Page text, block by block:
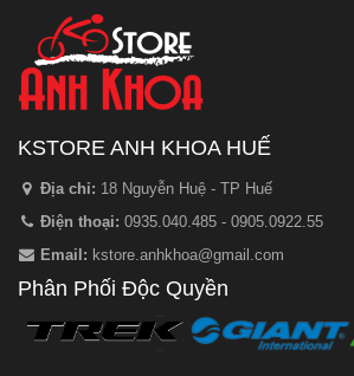
KSTORE ANH KHOA HUẾ
Địa chỉ: 18 Nguyễn Huệ - TP Huế
Điện thoại: 0935.040.485 - 0905.0922.55
Email: kstore.anhkhoa@gmail.com
Phân Phối Độc Quyền